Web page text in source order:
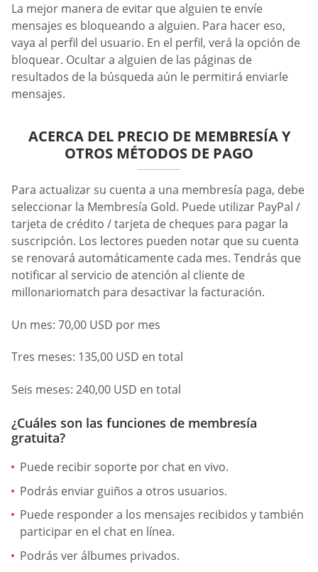
La mejor manera de evitar que alguien te envíe
mensajes es bloqueando a alguien. Para hacer eso,
vaya al perfil del usuario. En el perfil, verá la opción de
bloquear. Ocultar a alguien de las páginas de
resultados de la búsqueda aún le permitirá enviarle
mensajes.
ACERCA DEL PRECIO DE MEMBRESÍA Y
OTROS MÉTODOS DE PAGO
Para actualizar su cuenta a una membresía paga, debe
seleccionar la Membresía Gold. Puede utilizar PayPal /
tarjeta de crédito / tarjeta de cheques para pagar la
suscripción. Los lectores pueden notar que su cuenta
se renovará automáticamente cada mes. Tendrás que
notificar al servicio de atención al cliente de
millonariomatch para desactivar la facturación.
Un mes: 70,00 USD por mes
Tres meses: 135,00 USD en total
Seis meses: 240,00 USD en total
¿Cuáles son las funciones de membresía
gratuita?
Puede recibir soporte por chat en vivo.
Podrás enviar guiños a otros usuarios.
Puede responder a los mensajes recibidos y también
participar en el chat en línea.
Podrás ver álbumes privados.